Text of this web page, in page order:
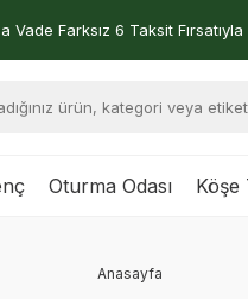
Vade Farksız 6 Taksit
Oturma Odası Köşe
Anasayfa